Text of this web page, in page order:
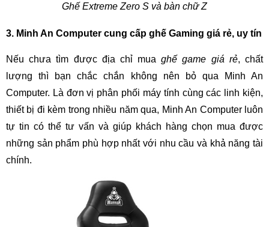
Ghế Extreme Zero S và bàn chữ Z
3. Minh An Computer cung cấp ghế Gaming giá rẻ, uy tín
Nếu chưa tìm được địa chỉ muaghế game giá rẻ, chất
lượng thì bạn chắc chắn không nên bỏ qua Minh An
Computer. Là đơn vị phân phối máy tính cùng các linh kiện,
thiết bị đi kèm trong nhiều năm qua, Minh An Computer luôn
tự tin có thể tư vấn và giúp khách hàng chọn mua được
những sản phẩm phù hợp nhất với nhu cầu và khả năng tài
chính.